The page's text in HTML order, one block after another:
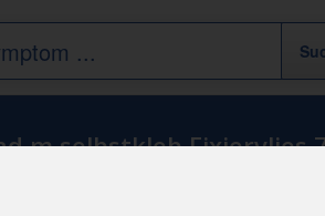
m selbstkleb Fixiervlies